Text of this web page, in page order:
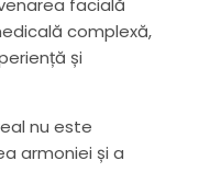
facială
complexă,
și
nu este
armoniei și a